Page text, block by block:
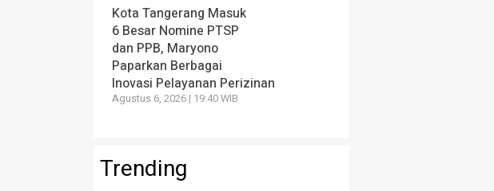
Kota Tangerang Masuk
6 Besar Nomine PTSP
dan PPB, Maryono
Paparkan Berbagai
Inovasi Pelayanan Perizinan
Agustus 6, 2026 | 19:40 WIB
Trending